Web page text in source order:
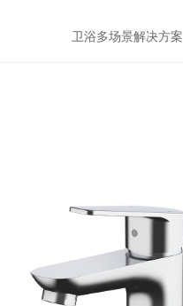
卫浴多场景解决方案